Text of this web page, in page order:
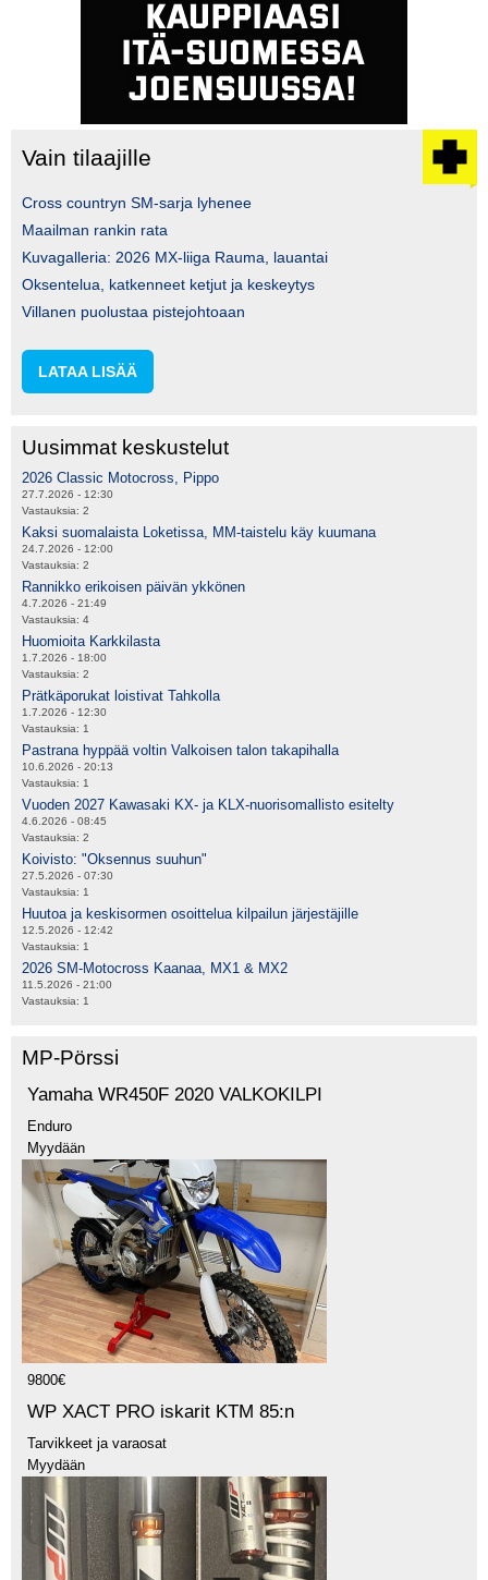
Vain tilaajille
Cross countryn SM-sarja lyhenee
Maailman rankin rata
Kuvagalleria: 2026 MX-liiga Rauma, lauantai
Oksentelua, katkenneet ketjut ja keskeytys
Villanen puolustaa pistejohtoaan
LATAA LISÄÄ
Uusimmat keskustelut
2026 Classic Motocross, Pippo
27.7.2026 - 12:30
Vastauksia: 2
Kaksi suomalaista Loketissa, MM-taistelu käy kuumana
24.7.2026 - 12:00
Vastauksia: 2
Rannikko erikoisen päivän ykkönen
4.7.2026 - 21:49
Vastauksia: 4
Huomioita Karkkilasta
1.7.2026 - 18:00
Vastauksia: 2
Prätkäporukat loistivat Tahkolla
1.7.2026 - 12:30
Vastauksia: 1
Pastrana hyppää voltin Valkoisen talon takapihalla
10.6.2026 - 20:13
Vastauksia: 1
Vuoden 2027 Kawasaki KX- ja KLX-nuorisomallisto esitelty
4.6.2026 - 08:45
Vastauksia: 2
Koivisto: "Oksennus suuhun"
27.5.2026 - 07:30
Vastauksia: 1
Huutoa ja keskisormen osoittelua kilpailun järjestäjille
12.5.2026 - 12:42
Vastauksia: 1
2026 SM-Motocross Kaanaa, MX1 & MX2
11.5.2026 - 21:00
Vastauksia: 1
MP-Pörssi
Yamaha WR450F 2020 VALKOKILPI
Enduro
Myydään
9800€
WP XACT PRO iskarit KTM 85:n
Tarvikkeet ja varaosat
Myydään